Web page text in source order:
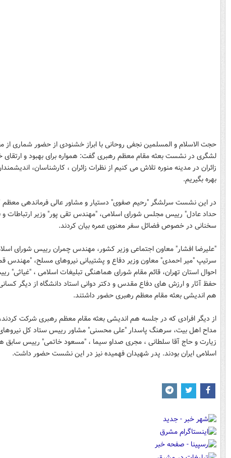
حجت الاسلام و المسلمین نجفی روحانی با ابراز خشنودی از حضور شماری
لشگری در نشست بعثه مقام معظم رهبری گفت: همواره برای بهبود و ارتقای
زائران در مدینه منوره تلاش می کنیم از نظرات زائران ، کارشناسان،
بهره بگیریم.
در این نشست سرلشگر "رحیم صفوی" دستیار و مشاور عالی فرماندهی معظم
حداد عادل" رییس مجلس شورای اسلامی، "مهندس تقی پور" وزیر ارتباطات و
سخنانی در خصوص فضائل سفر معنوی عمره بیان کردند.
"علیرضا افشار" معاون اجتماعی وزیر کشور، مهندس چمران رییس شورای
سرتیپ "میر احمدی" معاون وزیر دفاع و پشتیبانی نیروهای مسلح،
احوال استان تهران، قائم مقام شورای هماهنگی تبلیغات اسلامی ، "غیاثی"
حفظ آثار و ارزش های دفاع مقدس و دکتر دوانی استاد دانشگاه از دیگر
هم اندیشی بعثه مقام معظم رهبری حضور داشتند.
از دیگر افرادی که در جلسه هم اندیشی بعثه مقام معظم رهبری شرکت
مداح اهل بیت، سرهنگ پاسدار "علی محسنی" مشاور رییس ستاد کل
زیارت و حاج آقا سلطانی ، مجری صداو سیما ، "مسعود خاتمی" رییس سابق
اسلامی ایران بودند. پدر شهیدان فهمیده نیز در این نشست حضور داشت.